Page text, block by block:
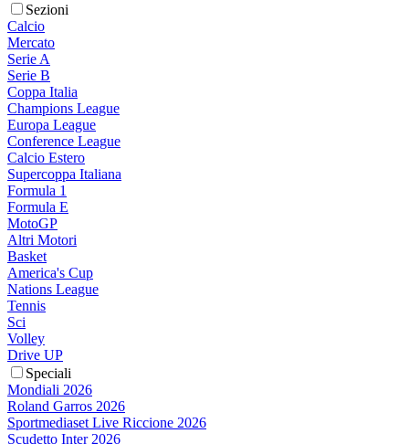
Sezioni
Calcio
Mercato
Serie A
Serie B
Coppa Italia
Champions League
Europa League
Conference League
Calcio Estero
Supercoppa Italiana
Formula 1
Formula E
MotoGP
Altri Motori
Basket
America's Cup
Nations League
Tennis
Sci
Volley
Drive UP
Speciali
Mondiali 2026
Roland Garros 2026
Sportmediaset Live Riccione 2026
Scudetto Inter 2026